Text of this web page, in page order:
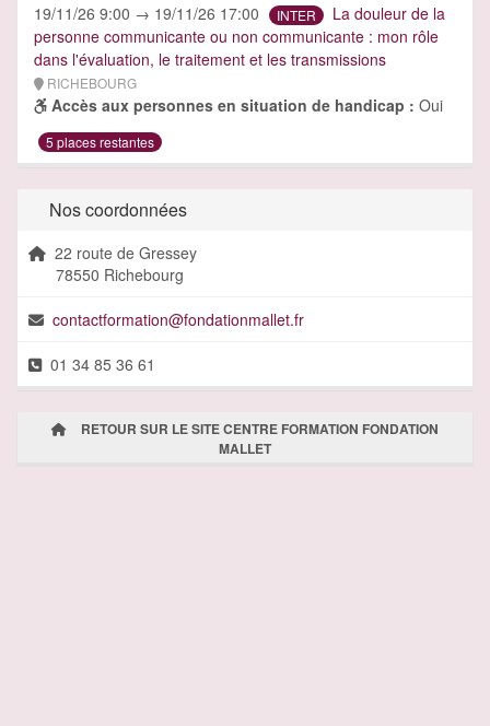
19/11/26 9:00 → 19/11/26 17:00 INTER
La douleur de la
personne communicante ou non communicante : mon rôle
dans l'évaluation, le traitement et les transmissions
RICHEBOURG
Accès aux personnes en situation de handicap : Oui
5 places restantes
Nos coordonnées
22 route de Gressey
78550 Richebourg
contactformation@fondationmallet.fr
01 34 85 36 61
RETOUR SUR LE SITE CENTRE FORMATION FONDATION
MALLET